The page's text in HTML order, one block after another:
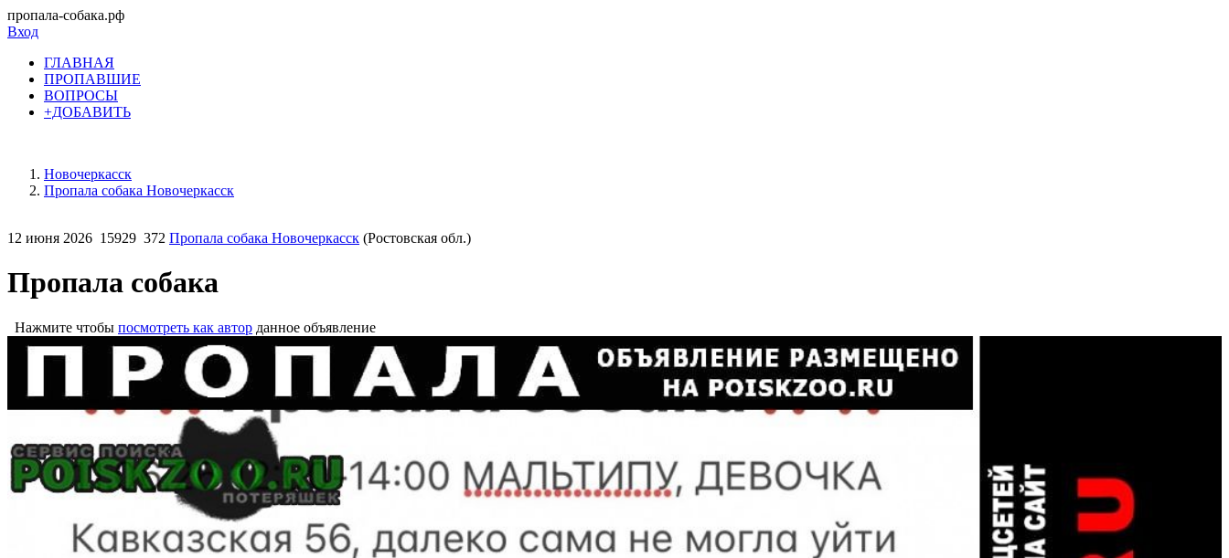
пропала-собака.рф
Вход
ГЛАВНАЯ
ПРОПАВШИЕ
ВОПРОСЫ
+ДОБАВИТЬ
Новочеркасск
Пропала собака Новочеркасск
12 июня 2026 15929 372 Пропала собака Новочеркасск (Ростовская обл.)
Пропала собака
Нажмите чтобы посмотреть как автор данное объявление